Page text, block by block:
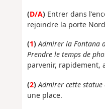
(D/A) Entrer dans
rejoindre la porte
(1)Admirer la Fontana
Prendre le temps de
parvenir, rapidement,
(2) Admirer cette
une place.